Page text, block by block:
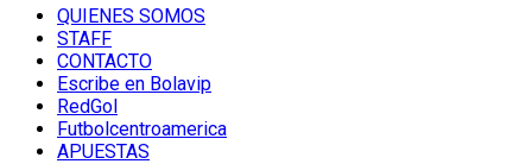
QUIENES SOMOS
STAFF
CONTACTO
Escribe en Bolavip
RedGol
Futbolcentroamerica
APUESTAS